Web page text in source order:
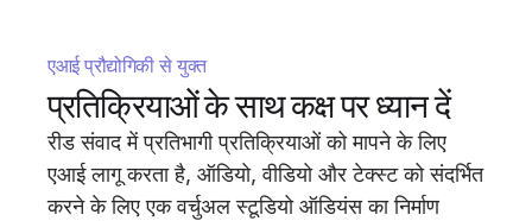
एआई प्रौद्योगिकी से युक्त
प्रतिक्रियाओं के साथ कक्ष पर ध्यान दें
रीड संवाद में प्रतिभागी प्रतिक्रियाओं को मापने के लिए
एआई लागू करता है, ऑडियो, वीडियो और टेक्स्ट को संदर्भित
करने के लिए एक वर्चुअल स्टूडियो ऑडियंस का निर्माण